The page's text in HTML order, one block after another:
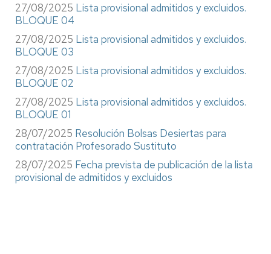
27/08/2025 Lista provisional admitidos y excluidos.
BLOQUE 04
27/08/2025 Lista provisional admitidos y excluidos.
BLOQUE 03
27/08/2025 Lista provisional admitidos y excluidos.
BLOQUE 02
27/08/2025 Lista provisional admitidos y excluidos.
BLOQUE 01
28/07/2025 Resolución Bolsas Desiertas para
contratación Profesorado Sustituto
28/07/2025 Fecha prevista de publicación de la lista
provisional de admitidos y excluidos